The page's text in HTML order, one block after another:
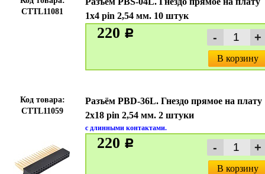
CTTL11081
1х4 pin 2,54 мм. 10 штук
220 c
В корзину
Код товара:
CTTL11059
Разъём PBD-36L. Гнездо прямое на плату
2х18 pin 2,54 мм. 2 штуки
с длинными контактами.
220 c
В корзину